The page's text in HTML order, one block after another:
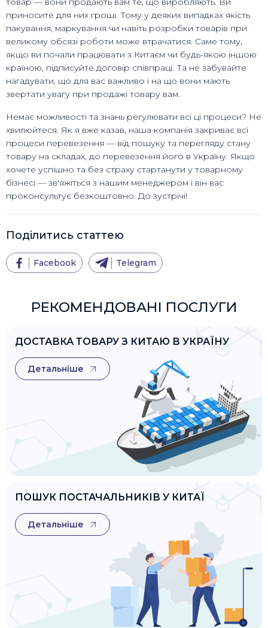
приносите для них гроші. Тому у деяких випадках якість
пакування, маркування чи навіть розробки товарів при
великому обсязі роботи може втрачатися. Саме тому,
якщо ви почали працювати з Китаєм чи будь-якою іншою
країною, підписуйте договір співпраці. Та не забувайте
нагадувати, що для вас важливо і на що вони мають
звертати увагу при продажі товару вам.
Немає можливості та знань регулювати всі ці процеси? Не
хвилюйтеся. Як я вже казав, наша компанія закриває всі
процеси перевезення — від пошуку та перегляду стану
товару на складах, до перевезення його в Україну. Якщо
хочете успішно та без страху стартанути у товарному
бізнесі — зв'яжіться з нашим менеджером і він вас
проконсультує безкоштовно. До зустрічі!
Поділитись статтею
Facebook Telegram
РЕКОМЕНДОВАНІ ПОСЛУГИ
ДОСТАВКА ТОВАРУ З КИТАЮ В УКРАЇНУ
Детальніше
ПОШУК ПОСТАЧАЛЬНИКІВ У КИТАЇ
Детальніше